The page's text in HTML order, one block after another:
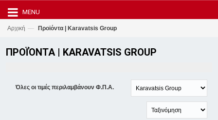
MENU
Αρχική — Προϊόντα | Karavatsis Group
ΠΡΟΪΌΝΤΑ | KARAVATSIS GROUP
Όλες οι τιμές περιλαμβάνουν Φ.Π.Α.